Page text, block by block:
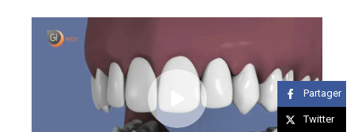
Partager
Twitter